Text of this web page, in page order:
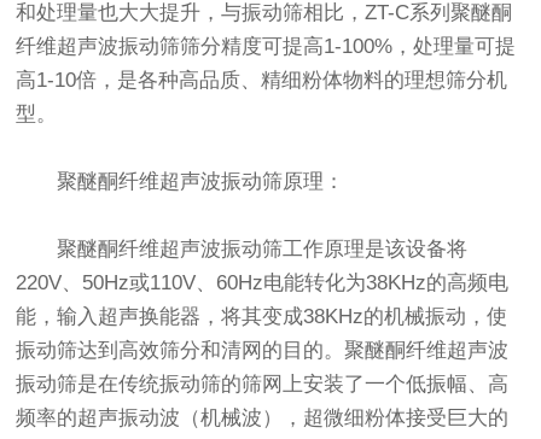
和处理量也大大提升，与振动筛相比，ZT-C系列聚醚酮
纤维超声波振动筛筛分精度可提高1-100%，处理量可提
高1-10倍，是各种高品质、精细粉体物料的理想筛分机
型。
聚醚酮纤维超声波振动筛原理：
聚醚酮纤维超声波振动筛工作原理是该设备将
220V、50Hz或110V、60Hz电能转化为38KHz的高频电
能，输入超声换能器，将其变成38KHz的机械振动，使
振动筛达到高效筛分和清网的目的。聚醚酮纤维超声波
振动筛是在传统振动筛的筛网上安装了一个低振幅、高
频率的超声振动波（机械波），超微细粉体接受巨大的